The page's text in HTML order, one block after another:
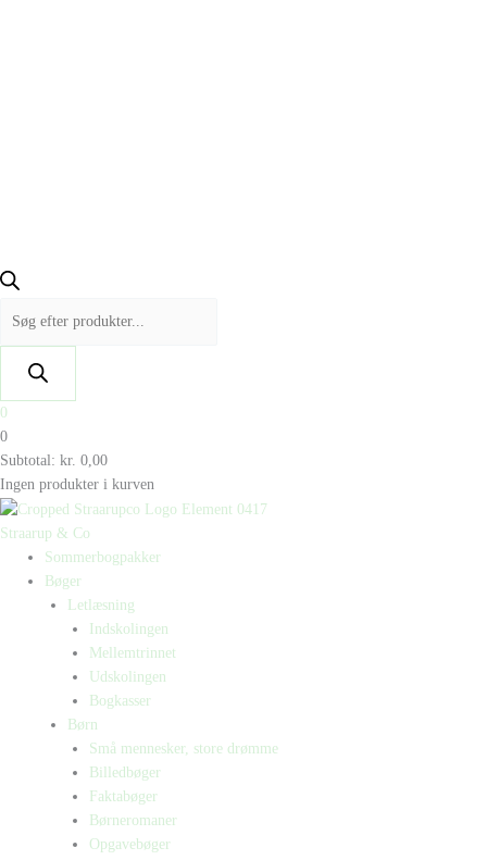
0
0
Subtotal: kr. 0,00
Ingen produkter i kurven
Straarup & Co
Sommerbogpakker
Bøger
Letlæsning
Indskolingen
Mellemtrinnet
Udskolingen
Bogkasser
Børn
Små mennesker, store drømme
Billedbøger
Faktabøger
Børneromaner
Opgavebøger